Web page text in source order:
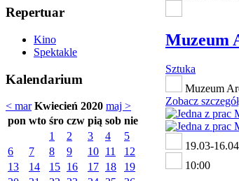
Repertuar
Kino
Spektakle
Kalendarium
< mar Kwiecień 2020 maj >
pon wto śro czw pią sob nie
1
2 3 4
5
6
7 8 9 10 11
12
13
14 15 16 17 18
19
Muzeum
Sztuka
Muzeum
Zobacz
19.03-
10:00